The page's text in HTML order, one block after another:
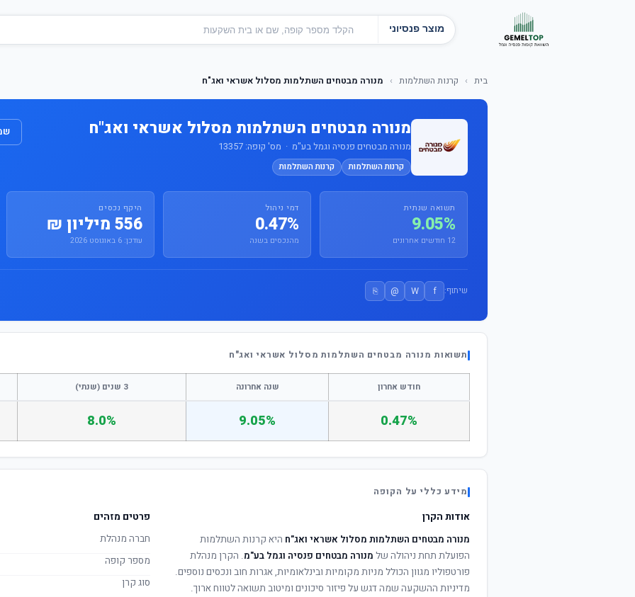
מוצר פנסיוני
בית › קרנות השתלמות › מנורה מבטחים השתלמות מסלול אשראי ואג"ח
מנורה מבטחים השתלמות מסלול אשראי ואג"ח
מנורה מבטחים פנסיה וגמל בע"מ · מס' קופה: 13357
קרנות השתלמות קרנות השתלמות
תשואה שנתית
9.05%
12 חודשים אחרונים
דמי ניהול
0.47%
מהנכסים בשנה
היקף נכסים
556 מיליון ₪
עודכן: 6 באוגוסט 2026
שיתוף: f
W
@
⎘
תשואות מנורה מבטחים השתלמות מסלול אשראי ואג"ח
חודש אחרון שנה אחרונה 3 שנים (שנתי)
0.47%
9.05%
8.0%
מידע כללי על הקופה
אודות הקרן
מנורה מבטחים השתלמות מסלול אשראי ואג"ח היא קרנות השתלמות
הפועלת תחת ניהולה של מנורה מבטחים פנסיה וגמל בע"מ. הקרן מנהלת
פורטפוליו מגוון הכולל מניות מקומיות ובינלאומיות, אגרות חוב ונכסים נוספים.
מדיניות ההשקעה שמה דגש על פיזור סיכונים ומיטוב תשואה לטווח ארוך.
פרטים מזהים
חברה מנהלת
מספר קופה
סוג קרן